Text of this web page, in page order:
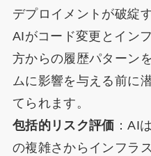
デプロイメントが破綻
AIがコード変更とイン
方からの履歴パターン
ムに影響を与える前に
てられます。
包括的リスク評価 ：AI
の複雑さからインフラ